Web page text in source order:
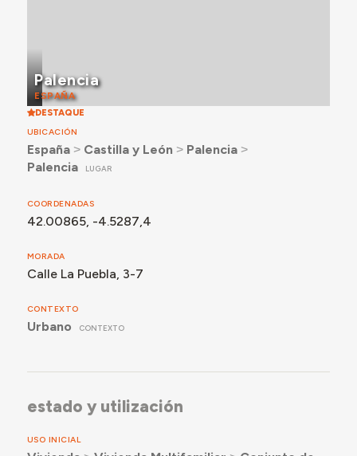
Palencia
ESPAÑA
DESTAQUE
UBICACIÓN
España˃ Castilla y León ˃ Palencia˃
Palencia
LUGAR
COORDENADAS
42.00865, -4.5287,4
MORADA
Calle La Puebla, 3-7
CONTEXTO
Urbano CONTEXTO
estado y utilización
USO INICIAL